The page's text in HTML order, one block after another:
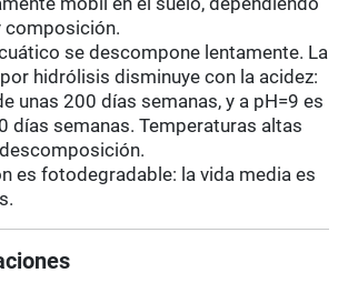
composición.
se descompone lentamente. La
hidrólisis disminuye con la acidez:
unas 200 días semanas, y a pH=9 es
días semanas. Temperaturas altas
es fotodegradable: la vida media es